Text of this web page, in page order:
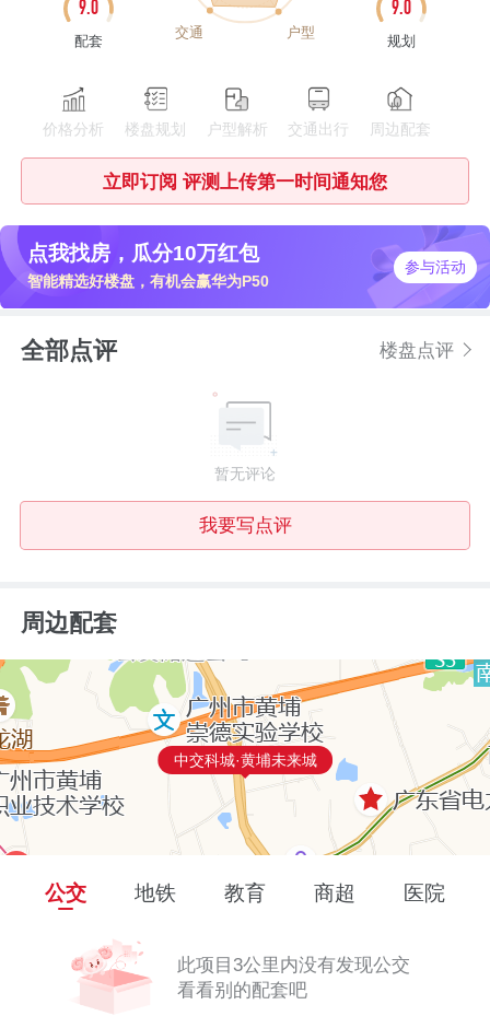
9.0
配套
9.0
规划
户型
交通
价格分析 楼盘规划 户型解析 交通出行 周边配套
立即订阅 评测上传第一时间通知您
点我找房，瓜分10万红包
智能精选好楼盘，有机会赢华为P50
参与活动
楼盘点评
全部点评
暂无评论
我要写点评
周边配套
中交科城·黄埔未来城
公交 地铁 教育 商超 医院
此项目3公里内没有发现公交
看看别的配套吧